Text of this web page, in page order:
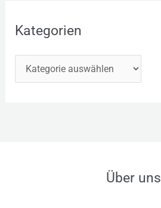
Kategorien
Über uns